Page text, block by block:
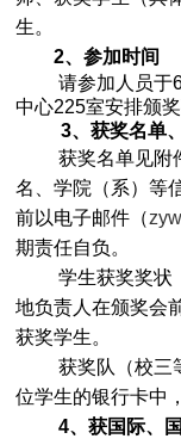
生。
2、参加时间
请参加人员于
中心225室安排颁奖
3、获奖名单
获奖名单见附
名、学院（系）等
前以电子邮件（
期责任自负。
学生获奖奖状
地负责人在颁奖会
获奖学生。
获奖队（校三
位学生的银行卡中
4、获国际、